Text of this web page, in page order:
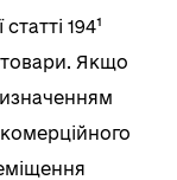
194¹
Якщо